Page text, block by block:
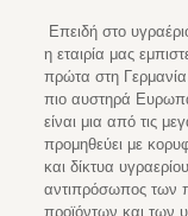
Επειδή στο
η εταιρία μας
πρώτα στη
πιο αυστηρά
είναι μια από τις
προμηθεύει με
και δίκτυα
αντιπρόσωπος των
προϊόντων και των